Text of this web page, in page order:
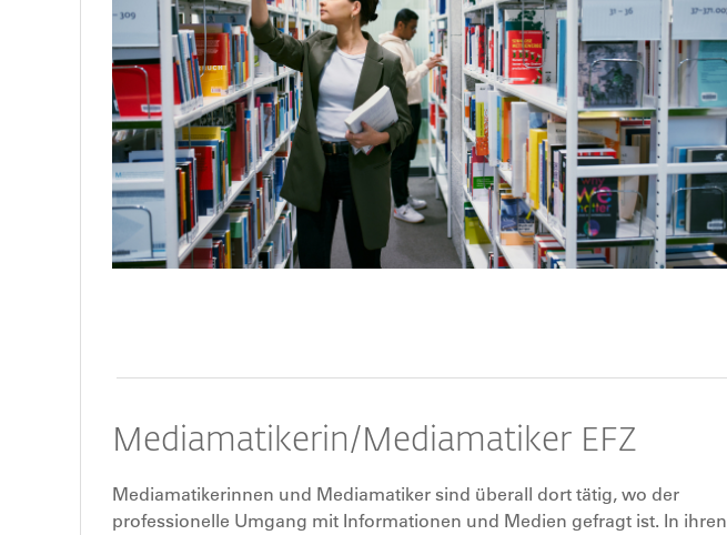
Mediamatikerin/Mediamatiker EFZ
Mediamatikerinnen und Mediamatiker sind überall dort tätig, wo der
professionelle Umgang mit Informationen und Medien gefragt ist. In ihren